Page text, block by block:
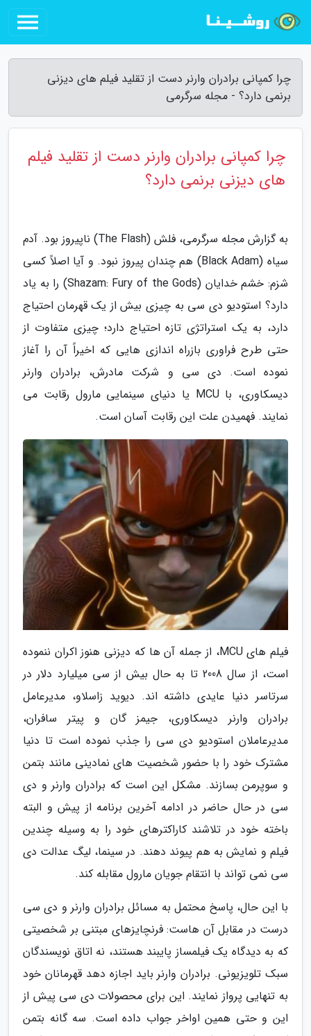
چرا کمپانی برادران وارنر دست از تقلید فیلم های دیزنی
برنمی دارد؟ - مجله سرگرمی
چرا کمپانی برادران وارنر دست از تقلید فیلم
های دیزنی برنمی دارد؟
به گزارش مجله سرگرمی، فلش (The Flash) ناپیروز بود. آدم
سیاه (Black Adam) هم چندان پیروز نبود. و آیا اصلاً کسی
شزم: خشم خدایان (Shazam: Fury of the Gods) را به یاد
دارد؟ استودیو دی سی به چیزی بیش از یک قهرمان احتیاج
دارد، به یک استراتژی تازه احتیاج دارد؛ چیزی متفاوت از
حتی طرح فراوری بازراه اندازی هایی که اخیراً آن را آغاز
نموده است. دی سی و شرکت مادرش، برادران وارنر
دیسکاوری، با MCU یا دنیای سینمایی مارول رقابت می
نمایند. فهمیدن علت این رقابت آسان است.
فیلم های MCU، از جمله آن ها که دیزنی هنوز اکران ننموده
است، از سال 2008 تا به حال بیش از سی میلیارد دلار در
سرتاسر دنیا عایدی داشته اند. دیوید زاسلاو، مدیرعامل
برادران وارنر دیسکاوری، جیمز گان و پیتر سافران،
مدیرعاملان استودیو دی سی را جذب نموده است تا دنیا
مشترک خود را با حضور شخصیت های نمادینی مانند بتمن
و سوپرمن بسازند. مشکل این است که برادران وارنر و دی
سی در حال حاضر در ادامه آخرین برنامه از پیش و البته
باخته خود در تلاشند کاراکترهای خود را به وسیله چندین
فیلم و نمایش به هم پیوند دهند. در سینما، لیگ عدالت دی
سی نمی تواند با انتقام جویان مارول مقابله کند.
با این حال، پاسخ محتمل به مسائل برادران وارنر و دی سی
درست در مقابل آن هاست: فرنچایزهای مبتنی بر شخصیتی
که به دیدگاه یک فیلمساز پایبند هستند، نه اتاق نویسندگان
سبک تلویزیونی. برادران وارنر باید اجازه دهد قهرمانان خود
به تنهایی پرواز نمایند. این برای محصولات دی سی پیش از
این و حتی همین اواخر جواب داده است. سه گانه بتمن